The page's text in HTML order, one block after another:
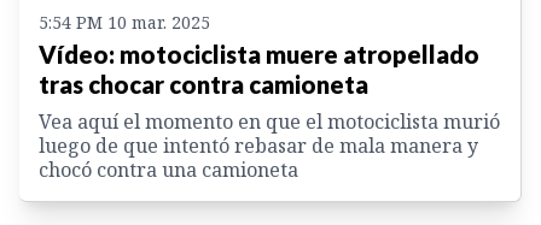
5:54 PM 10 mar. 2025
Vídeo: motociclista muere atropellado
tras chocar contra camioneta
Vea aquí el momento en que el motociclista murió
luego de que intentó rebasar de mala manera y
chocó contra una camioneta